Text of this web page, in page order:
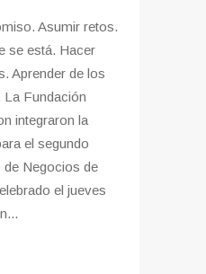
Asumir retos.
se está. Hacer
Aprender de los
La Fundación
integraron la
el segundo
de Negocios de
el jueves